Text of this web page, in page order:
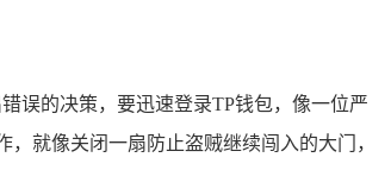
误的决策，要迅速登录TP钱包，像一位严
就像关闭一扇防止盗贼继续闯入的大门，